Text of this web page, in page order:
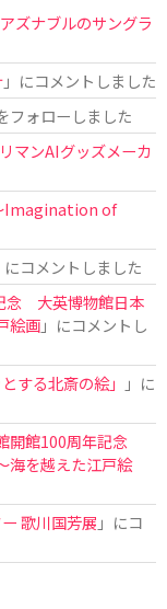
ズナブルのサングラ
」にコメントしました
フォローしました
マンAIグッズメーカ
Imagination of
にコメントしました
念 大英博物館日本
絵画」にコメントし
する北斎の絵」
」に
開館100周年記念
海を越えた江戸絵
歌川国芳展 」にコ